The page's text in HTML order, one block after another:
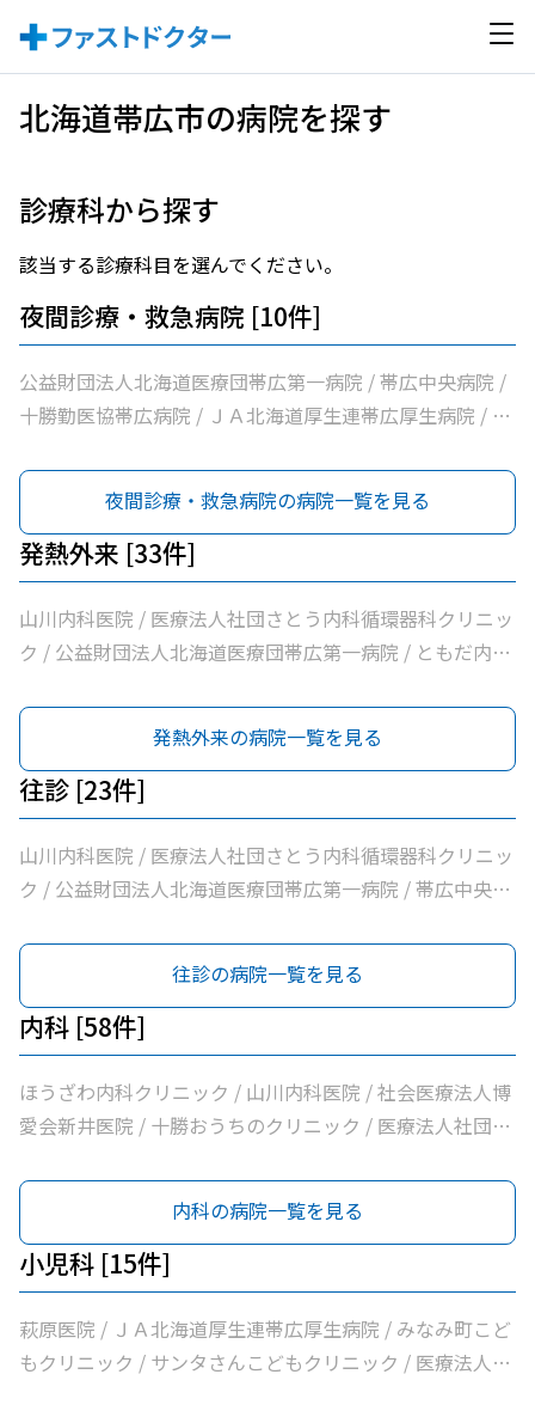
北海道帯広市の病院を探す
診療科から探す
該当する診療科目を選んでください。
夜間診療・救急病院 [10件]
公益財団法人北海道医療団帯広第一病院 / 帯広中央病院 /
十勝勤医協帯広病院 / ＪＡ北海道厚生連帯広厚生病院 / 社
/ 社会福祉法人北海道社会事業協会帯広病院 / 社会医療法
人北斗北斗病院 / 社会医療法人博愛会開西病院 / 独立行政
法人国立病院機構帯広病院
夜間診療・救急病院の病院一覧を見る
発熱外来 [33件]
山川内科医院 / 医療法人社団さとう内科循環器科クリニッ
ク / 公益財団法人北海道医療団帯広第一病院 / ともだ内科
内科クリニック / さかい総合内科クリニック / はんがい耳
鼻咽喉科クリニック / 医療法人新緑通りはやし内科 / みな
み町こどもクリニック / 内科・循環器ハートサウンズもり
クリニック / サンタさんこどもクリニック / 須藤内科クリ
ニック / 医療法人社団イワタクリニック / 社会医療法人刀
圭会協立病院 / 十勝ヘルスケアクリニック / おおた内科循
社団慶愛慶愛病院 / 医療法人社団進藤医院 / 社会福祉法人
北海道社会事業協会帯広病院 / 社会医療法人北斗北斗クリ
ニック / 社会医療法人北斗北斗病院 / 社会福祉法人真宗協
会帯広光南病院 / 医療法人社団ぶどうの会いのちの木クリ
ニック / 自由が丘みくに耳鼻咽喉科 / たけざわ耳鼻咽喉科
/ 社会医療法人博愛会開西病院 / 公益財団法人北海道医療
構帯広病院 / 帯広記念病院 / 医療法人社団大正クリニック
発熱外来の病院一覧を見る
往診 [23件]
山川内科医院 / 医療法人社団さとう内科循環器科クリニッ
ク / 公益財団法人北海道医療団帯広第一病院 / 帯広中央病
わい内科循環器科クリニック / ＪＡ北海道厚生連帯広厚生
病院 / 須藤内科クリニック / 医療法人社団イワタクリニッ
ク / 十勝勤医協白樺医院 / 十勝ヘルスケアクリニック / 医
療法人社団進藤医院 / クリニックむすかり / 社会医療法人
北斗北斗クリニック / 社会医療法人北斗北斗病院 / 医療法
人社団帯広南の森クリニック / おがわ循環器内科クリニッ
西病院 / 公益財団法人北海道医療団帯広西病院 / 帯広記念
病院 / 医療法人社団大正クリニック
往診の病院一覧を見る
内科 [58件]
ほうざわ内科クリニック / 山川内科医院 / 社会医療法人博
愛会新井医院 / 十勝おうちのクリニック / 医療法人社団さ
科・呼吸器内科クリニック / こしや糖尿病・内科クリニッ
ク / 萩原医院 / 公益財団法人北海道医療団帯広第一病院 /
ともだ内科消化器クリニック / 医療法人社団隆仁会おく内
科消化器クリニック / 西村内科クリニック / 医療法人社団
自由が丘横山内科クリニック / 帯広中央病院 / みせき内科
消化器クリニック / 十勝勤医協帯広病院 / さかい総合内科
内科の病院一覧を見る
小児科 [15件]
萩原医院 / ＪＡ北海道厚生連帯広厚生病院 / みなみ町こど
もクリニック / サンタさんこどもクリニック / 医療法人社